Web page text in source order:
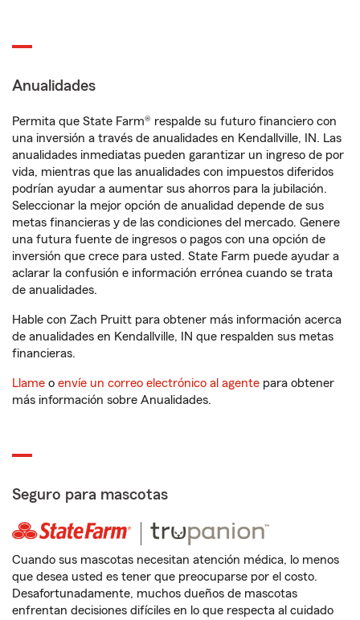
Anualidades
Permita que State Farm® respalde su futuro financiero con
una inversión a través de anualidades en Kendallville, IN. Las
anualidades inmediatas pueden garantizar un ingreso de por
vida, mientras que las anualidades con impuestos diferidos
podrían ayudar a aumentar sus ahorros para la jubilación.
Seleccionar la mejor opción de anualidad depende de sus
metas financieras y de las condiciones del mercado. Genere
una futura fuente de ingresos o pagos con una opción de
inversión que crece para usted. State Farm puede ayudar a
aclarar la confusión e información errónea cuando se trata
de anualidades.
Hable con Zach Pruitt para obtener más información acerca
de anualidades en Kendallville, IN que respalden sus metas
financieras.
Llame o envíe un correo electrónico al agente para obtener
más información sobre Anualidades.
Seguro para mascotas
Cuando sus mascotas necesitan atención médica, lo menos
que desea usted es tener que preocuparse por el costo.
Desafortunadamente, muchos dueños de mascotas
enfrentan decisiones difíciles en lo que respecta al cuidado